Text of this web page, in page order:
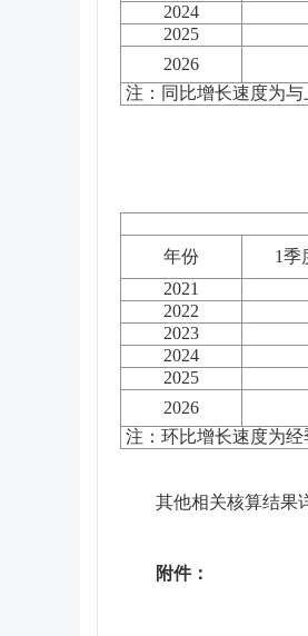
2024
2025
2026
注：同比增长速度为与
年份
1季
2021
2022
2023
2024
2025
2026
注：环比增长速度为经
其他相关核算结果详
附件：